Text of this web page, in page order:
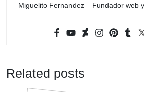
Miguelito Fernandez – Fundador web
Related posts